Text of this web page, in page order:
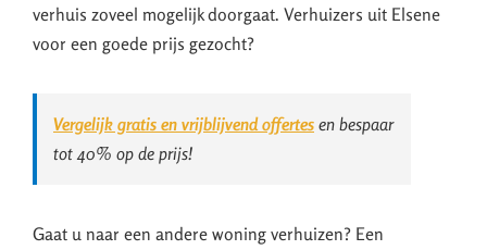
verhuis zoveel mogelijk doorgaat. Verhuizers uit Elsene
voor een goede prijs gezocht?
Vergelijk gratis en vrijblijvend offertes en bespaar
tot 40% op de prijs!
Gaat u naar een andere woning verhuizen? Een